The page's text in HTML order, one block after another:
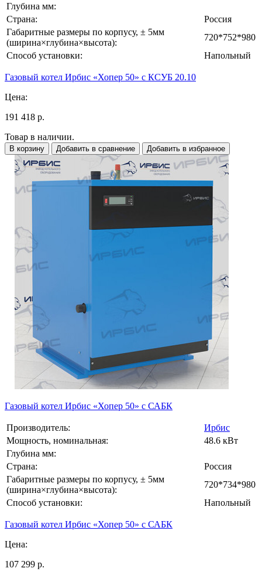
Глубина мм:
Страна:
Россия
Габаритные размеры по корпусу, ± 5мм
(ширина×глубина×высота):
720*752*980
Способ установки:
Напольный
Газовый котел Ирбис «Хопер 50» с КСУБ 20.10
Цена:
191 418 р.
Товар в наличии.
В корзину Добавить в сравнение Добавить в избранное
Газовый котел Ирбис «Хопер 50» с САБК
Производитель:
Ирбис
Мощность, номинальная:
48.6 кВт
Глубина мм:
Страна:
Россия
Габаритные размеры по корпусу, ± 5мм
(ширина×глубина×высота):
720*734*980
Способ установки:
Напольный
Газовый котел Ирбис «Хопер 50» с САБК
Цена:
107 299 р.